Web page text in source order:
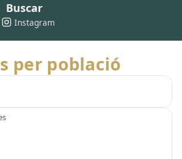
Buscar
Instagram
per població